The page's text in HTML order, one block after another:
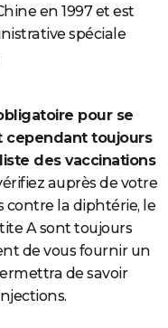
en 1997 et est
spéciale
pour se
cependant toujours
des vaccinations
auprès de votre
contre la diphtérie, le
A sont toujours
de vous fournir un
de savoir